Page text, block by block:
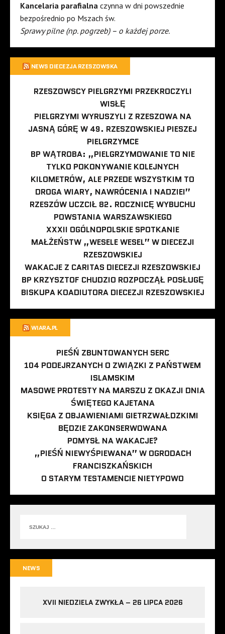
Kancelaria parafialna czynna w dni powszednie
bezpośrednio po Mszach św.
Sprawy pilne (np. pogrzeb) – o każdej porze.
NEWS DIECEZJA RZESZOWSKA
RZESZOWSCY PIELGRZYMI PRZEKROCZYLI
WISŁĘ
PIELGRZYMI WYRUSZYLI Z RZESZOWA NA
JASNĄ GÓRĘ W 49. RZESZOWSKIEJ PIESZEJ
PIELGRZYMCE
BP WĄTROBA: „PIELGRZYMOWANIE TO NIE
TYLKO POKONYWANIE KOLEJNYCH
KILOMETRÓW, ALE PRZEDE WSZYSTKIM TO
DROGA WIARY, NAWRÓCENIA I NADZIEI”
RZESZÓW UCZCIŁ 82. ROCZNICĘ WYBUCHU
POWSTANIA WARSZAWSKIEGO
XXXII OGÓLNOPOLSKIE SPOTKANIE
MAŁŻEŃSTW „WESELE WESEL” W DIECEZJI
RZESZOWSKIEJ
WAKACJE Z CARITAS DIECEZJI RZESZOWSKIEJ
BP KRZYSZTOF CHUDZIO ROZPOCZĄŁ POSŁUGĘ
BISKUPA KOADIUTORA DIECEZJI RZESZOWSKIEJ
WIARA.PL
PIEŚŃ ZBUNTOWANYCH SERC
104 PODEJRZANYCH O ZWIĄZKI Z PAŃSTWEM
ISLAMSKIM
MASOWE PROTESTY NA MARSZU Z OKAZJI DNIA
ŚWIĘTEGO KAJETANA
KSIĘGA Z OBJAWIENIAMI GIETRZWAŁDZKIMI
BĘDZIE ZAKONSERWOWANA
POMYSŁ NA WAKACJE?
„PIEŚŃ NIEWYŚPIEWANA” W OGRODACH
FRANCISZKAŃSKICH
O STARYM TESTAMENCIE NIETYPOWO
NEWS
XVII NIEDZIELA ZWYKŁA – 26 LIPCA 2026